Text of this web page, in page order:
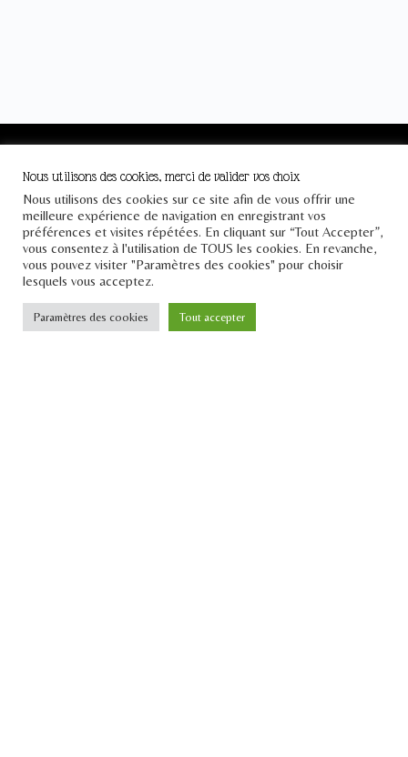
Le Pont
Téléphone : +33 1 43 25 23 57
Email : contact[at]lepontdesidees.fr
SIRET : 903 397 024 00014
Inscrivez-vous à notre
Nous utilisons des cookies, merci de valider vos choix
Nous utilisons des cookies sur ce site afin de vous offrir une
meilleure expérience de navigation en enregistrant vos
préférences et visites répétées. En cliquant sur “Tout Accepter”,
vous consentez à l'utilisation de TOUS les cookies. En revanche,
vous pouvez visiter "Paramètres des cookies" pour choisir
lesquels vous acceptez.
Paramètres des cookies Tout accepter